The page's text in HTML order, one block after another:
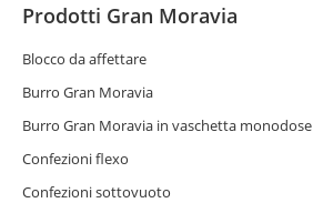
Prodotti Gran Moravia
Blocco da affettare
Burro Gran Moravia
Burro Gran Moravia in vaschetta monodose
Confezioni flexo
Confezioni sottovuoto